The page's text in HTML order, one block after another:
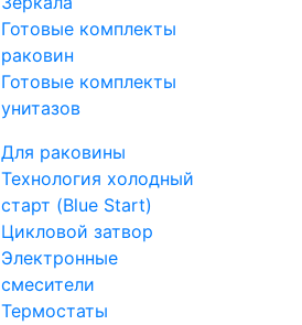
Готовые комплекты
раковин
Готовые комплекты
унитазов
Для раковины
Технология холодный
старт (Blue Start)
Цикловой затвор
Электронные
смесители
Термостаты